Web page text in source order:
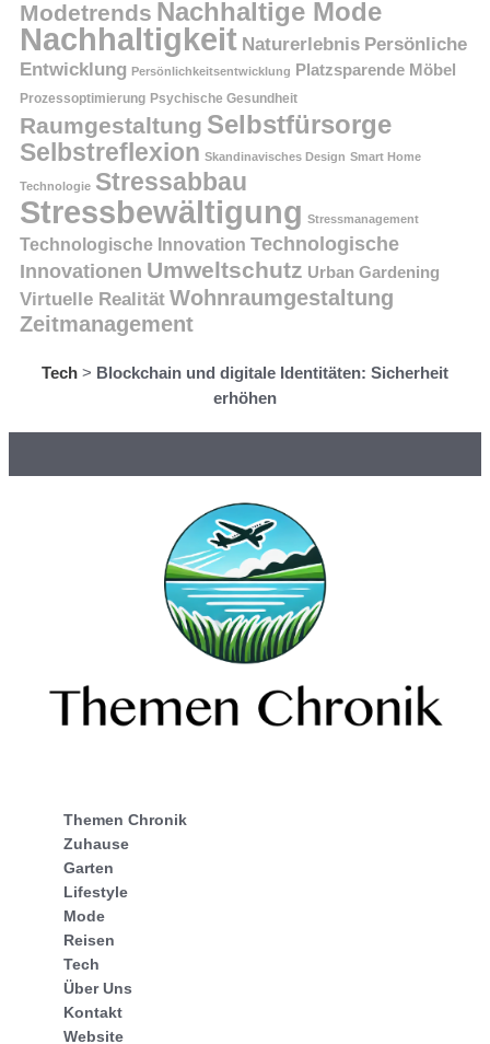
Modetrends Nachhaltige Mode
Nachhaltigkeit Naturerlebnis Persönliche
Entwicklung Persönlichkeitsentwicklung Platzsparende Möbel
Prozessoptimierung Psychische Gesundheit
Raumgestaltung Selbstfürsorge
Selbstreflexion Skandinavisches Design Smart Home
Technologie Stressabbau
Stressbewältigung Stressmanagement
Technologische Innovation Technologische
Innovationen Umweltschutz Urban Gardening
Virtuelle Realität Wohnraumgestaltung
Zeitmanagement
Tech > Blockchain und digitale Identitäten: Sicherheit
erhöhen
Themen Chronik
Zuhause
Garten
Lifestyle
Mode
Reisen
Tech
Über Uns
Kontakt
Website